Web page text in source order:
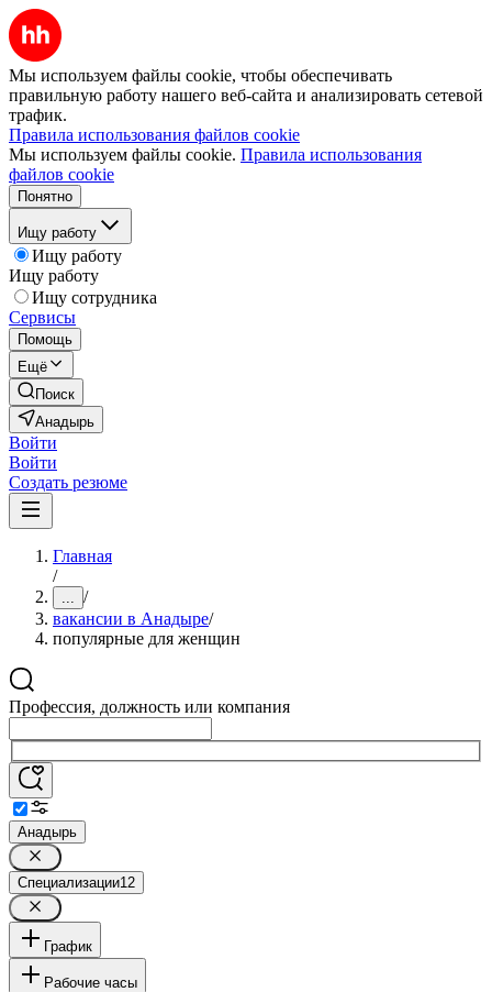
Мы используем файлы cookie, чтобы обеспечивать
правильную работу нашего веб-сайта и анализировать сетевой
трафик.
Правила использования файлов cookie
Мы используем файлы cookie. Правила использования
файлов cookie
Понятно
Ищу работу
Ищу работу
Ищу работу
Ищу сотрудника
Сервисы
Помощь
Ещё
Поиск
Анадырь
Войти
Войти
Создать резюме
Главная
/
... /
вакансии в Анадыре/
популярные для женщин
Профессия, должность или компания
Анадырь
Специализации12
График
Рабочие часы